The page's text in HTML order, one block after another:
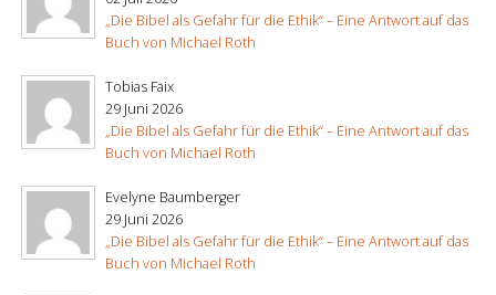
„Die Bibel als Gefahr für die Ethik“ – Eine Antwort auf das
Buch von Michael Roth
Tobias Faix
29 Juni 2026
„Die Bibel als Gefahr für die Ethik“ – Eine Antwort auf das
Buch von Michael Roth
Evelyne Baumberger
29 Juni 2026
„Die Bibel als Gefahr für die Ethik“ – Eine Antwort auf das
Buch von Michael Roth